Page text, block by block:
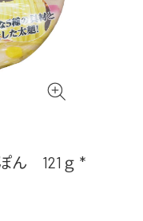
ん 121ｇ *